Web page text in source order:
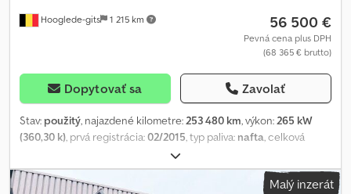
Hooglede-gits 1 215 km 56 500 €
Pevná cena plus DPH
(68 365 € brutto)
Dopytovať sa Zavolať
Stav: použitý, najazdené kilometre:253 480 km, výkon:265 kW
(360,30 k), prvá registrácia:02/2015, typ paliva: nafta, celková
, konfigurácia náprav:
oranžová, typ prevodu:automatický, emisná trieda:Euro 6,
Výbava: ABS, elektronický stabilizačný program (ESP),Malý inzerát